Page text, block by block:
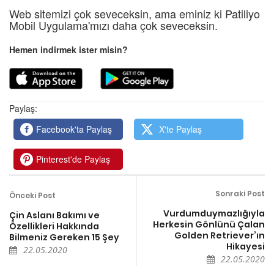
Web sitemizi çok seveceksin, ama eminiz ki Patiliyo
Mobil Uygulama'mızı daha çok seveceksin.
Hemen indirmek ister misin?
Paylaş:
Facebook'ta Paylaş
X'te Paylaş
Pinterest'de Paylaş
Önceki Post
Çin Aslanı Bakımı ve
Özellikleri Hakkında
Bilmeniz Gereken 15 Şey
22.05.2020
Sonraki Post
Vurdumduymazlığıyla
Herkesin Gönlünü Çalan
Golden Retriever’ın
Hikayesi
22.05.2020